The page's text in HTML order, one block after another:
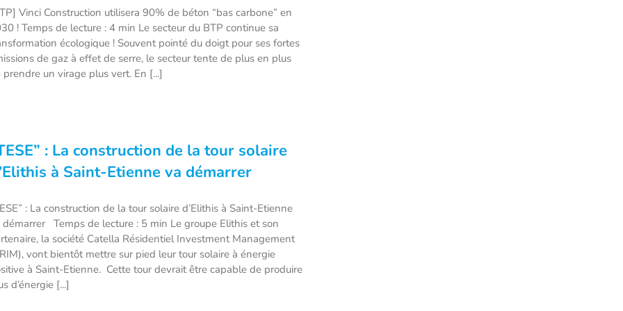
Vinci Construction utilisera 90% de béton “bas carbone” en
! Temps de lecture : 4 min Le secteur du BTP continue sa
écologique ! Souvent pointé du doigt pour ses fortes
de gaz à effet de serre, le secteur tente de plus en plus
prendre un virage plus vert. En [...]
: La construction de la tour solaire
à Saint-Etienne va démarrer
: La construction de la tour solaire d’Elithis à Saint-Etienne
démarrer Temps de lecture : 5 min Le groupe Elithis et son
la société Catella Résidentiel Investment Management
vont bientôt mettre sur pied leur tour solaire à énergie
à Saint-Etienne. Cette tour devrait être capable de produire
d’énergie [...]